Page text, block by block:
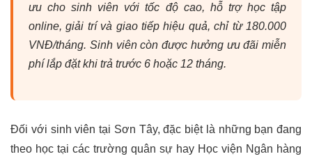
ưu cho sinh viên với tốc độ cao, hỗ trợ học tập
online, giải trí và giao tiếp hiệu quả, chỉ từ 180.000
VNĐ/tháng. Sinh viên còn được hưởng ưu đãi miễn
phí lắp đặt khi trả trước 6 hoặc 12 tháng.
Đối với sinh viên tại Sơn Tây, đặc biệt là những bạn đang
theo học tại các trường quân sự hay Học viện Ngân hàng